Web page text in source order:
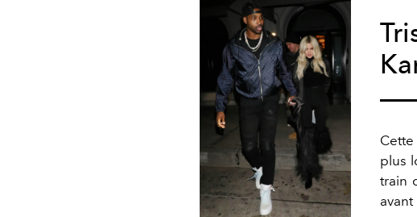
plus
train